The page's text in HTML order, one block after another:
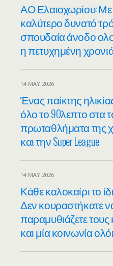
ΑΟ Ελαιοχωρίου: Με
καλύτερο δυνατό
σπουδαία άνοδο
η πετυχημένη
14 MAY 2026
Ένας παίκτης
όλο το 90λεπτο στα
πρωταθλήματα της
και την Super League
14 MAY 2026
Κάθε καλοκαίρι το
Δεν κουραστήκατε
παραμυθιάζετε
και μία κοινωνία